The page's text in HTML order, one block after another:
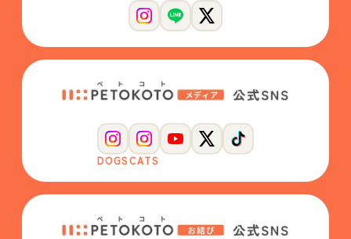
DOGSCATS